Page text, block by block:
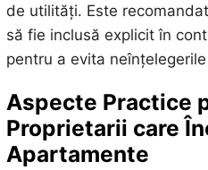
de utilități. Este
să fie inclusă explicit în
pentru a evita
Aspecte Practice
Proprietarii care
Apartamente